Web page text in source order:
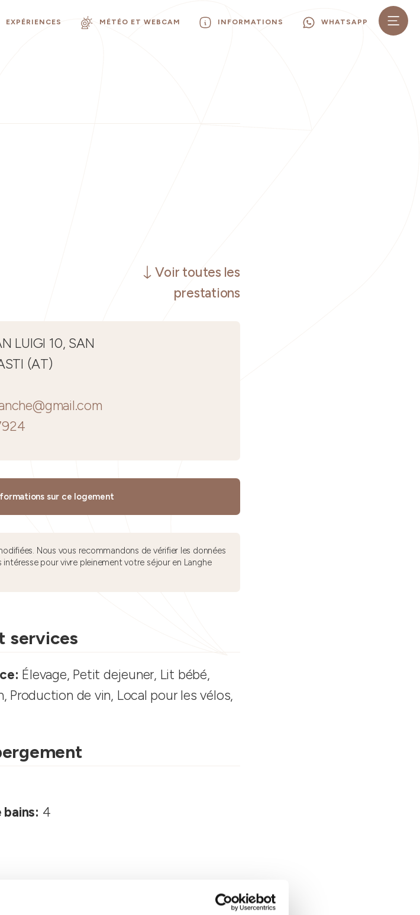
EXPÉRIENCES MÉTÉO ET WEBCAM INFORMATIONS WHATSAPP
Voir toutes les
prestations
LUIGI 10, SAN
(AT)
sur ce logement
Nous vous recommandons de vérifier les données
pour vivre pleinement votre séjour en Langhe
services
Élevage, Petit dejeuner, Lit bébé,
Production de vin, Local pour les vélos,
4